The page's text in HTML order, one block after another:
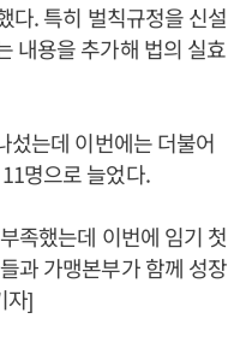
다. 특히 벌칙규정을 신설
내용을 추가해 법의 실효
섰는데 이번에는 더불어
명으로 늘었다.
족했는데 이번에 임기 첫
과 가맹본부가 함께 성장
자]